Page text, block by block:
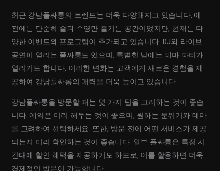
최근 강남풀싸롱의 트렌드는 더욱 다양해지고 있습니다. 예
전에는 단순히 술과 수영만 즐기는 공간이었지만, 현재는 다
양한 이벤트와 프로그램이 추가되고 있습니다. DJ와 라이브
공연이 열리는 풀싸롱도 있으며, 특별한 날에는 테마 파티가
열리기도 합니다. 이러한 변화는 고객에게 새로운 경험을 제
공하여 강남풀싸롱의 매력을 더욱 높이고 있습니다.
강남풀싸롱을 방문할 때는 몇 가지 팁을 고려하는 것이 좋습
니다. 예약은 미리 해두는 것이 좋으며, 원하는 분위기와 테마
를 고려하여 선택하세요. 또한, 방문 전에 어떤 서비스가 제공
되는지 미리 확인하는 것이 좋습니다. 일부 풀싸롱은 특정 시
간대에 할인 혜택을 제공하기도 하므로, 이를 활용하면 더욱
경제적인 방문이 가능합니다.